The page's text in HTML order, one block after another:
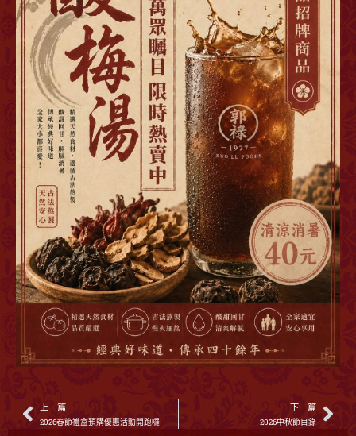
上一篇
2026春節禮盒預購優惠活動開跑囉
下一篇
2026中秋節目錄